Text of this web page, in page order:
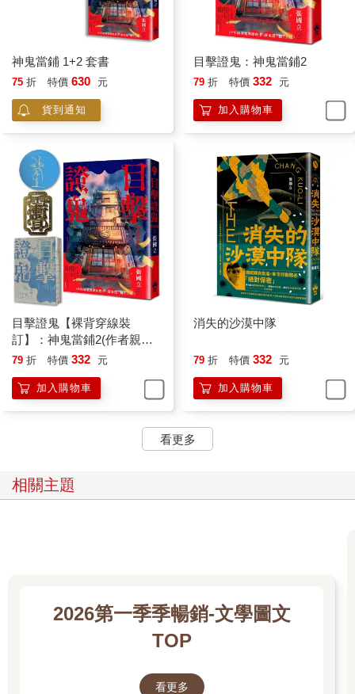
神鬼當鋪 1+2 套書
75 折 特價 630 元
貨到通知
目擊證鬼：神鬼當鋪2
79 折 特價 332 元
加入購物車
目擊證鬼【裸背穿線裝
訂】：神鬼當鋪2(作者親簽
＋雨漸耳金屬書籤)
79 折 特價 332 元
加入購物車
消失的沙漠中隊
79 折 特價 332 元
加入購物車
看更多
相關主題
2026第一季季暢銷-文學圖文
TOP
看更多